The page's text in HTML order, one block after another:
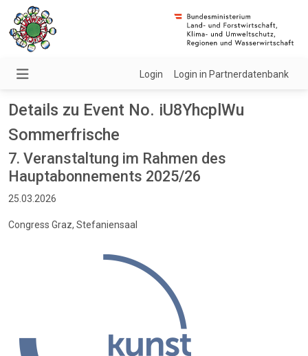
Login Login in Partnerdatenbank
Details zu Event No. iU8YhcplWu
Sommerfrische
7. Veranstaltung im Rahmen des
Hauptabonnements 2025/26
25.03.2026
Congress Graz, Stefaniensaal